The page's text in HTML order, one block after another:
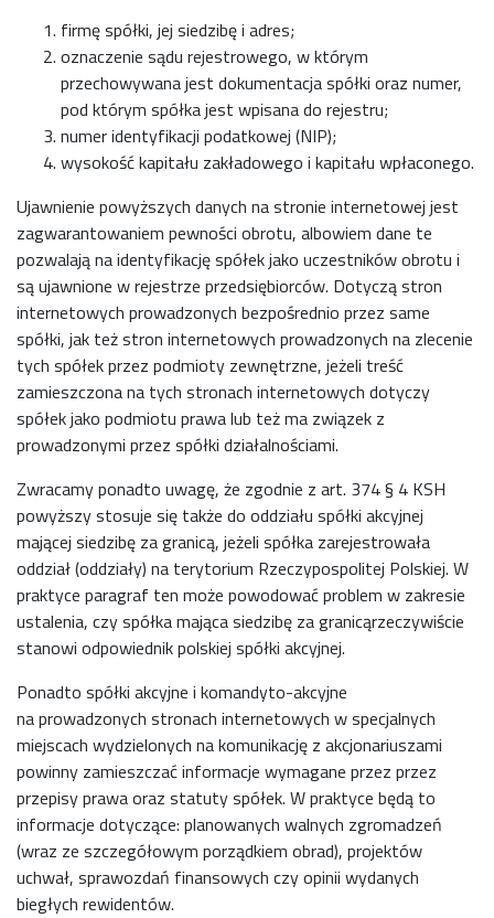
firmę spółki, jej siedzibę i adres;
oznaczenie sądu rejestrowego, w którym
przechowywana jest dokumentacja spółki oraz numer,
pod którym spółka jest wpisana do rejestru;
numer identyfikacji podatkowej (NIP);
wysokość kapitału zakładowego i kapitału wpłaconego.
Ujawnienie powyższych danych na stronie internetowej jest
zagwarantowaniem pewności obrotu, albowiem dane te
pozwalają na identyfikację spółek jako uczestników obrotu i
są ujawnione w rejestrze przedsiębiorców. Dotyczą stron
internetowych prowadzonych bezpośrednio przez same
spółki, jak też stron internetowych prowadzonych na zlecenie
tych spółek przez podmioty zewnętrzne, jeżeli treść
zamieszczona na tych stronach internetowych dotyczy
spółek jako podmiotu prawa lub też ma związek z
prowadzonymi przez spółki działalnościami.
Zwracamy ponadto uwagę, że zgodnie z art. 374 § 4 KSH
powyższy stosuje się także do oddziału spółki akcyjnej
mającej siedzibę za granicą, jeżeli spółka zarejestrowała
oddział (oddziały) na terytorium Rzeczypospolitej Polskiej. W
praktyce paragraf ten może powodować problem w zakresie
ustalenia, czy spółka mająca siedzibę za granicąrzeczywiście
stanowi odpowiednik polskiej spółki akcyjnej.
Ponadto spółki akcyjne i komandyto-akcyjne
na prowadzonych stronach internetowych w specjalnych
miejscach wydzielonych na komunikację z akcjonariuszami
powinny zamieszczać informacje wymagane przez przez
przepisy prawa oraz statuty spółek. W praktyce będą to
informacje dotyczące: planowanych walnych zgromadzeń
(wraz ze szczegółowym porządkiem obrad), projektów
uchwał, sprawozdań finansowych czy opinii wydanych
biegłych rewidentów.